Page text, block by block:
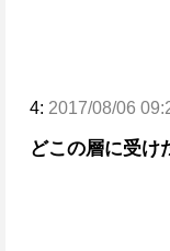
4: 2017/08/06
どこの層に受け